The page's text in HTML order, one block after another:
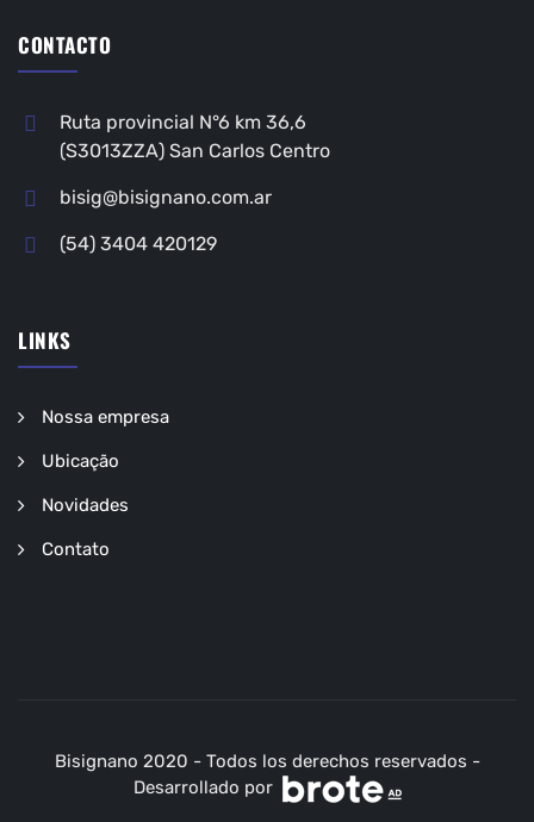
CONTACTO
Ruta provincial N°6 km 36,6
(S3013ZZA) San Carlos Centro
bisig@bisignano.com.ar
(54) 3404 420129
LINKS
Nossa empresa
Ubicação
Novidades
Contato
Bisignano 2020 - Todos los derechos reservados -
Desarrollado por